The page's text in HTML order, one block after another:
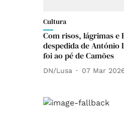
Cultura
Com risos, lágrimas e
despedida de António
foi ao pé de Camões
DN/Lusa 07 Mar